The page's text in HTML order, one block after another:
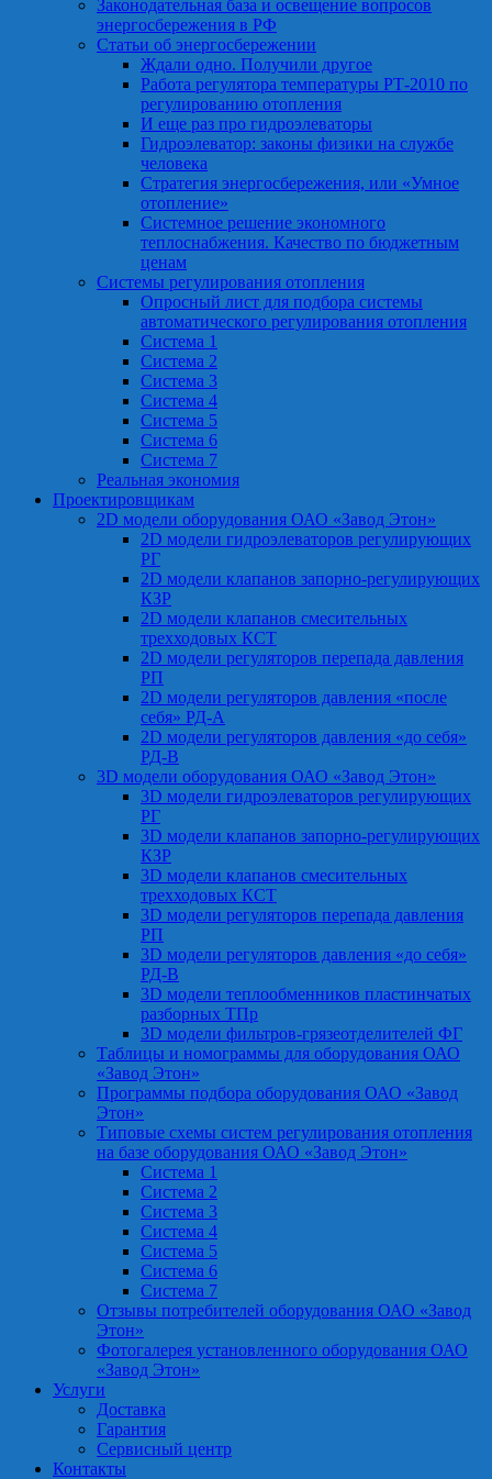
Законодательная база и освещение вопросов
энергосбережения в РФ
Статьи об энергосбережении
Ждали одно. Получили другое
Работа регулятора температуры РТ-2010 по
регулированию отопления
И еще раз про гидроэлеваторы
Гидроэлеватор: законы физики на службе
человека
Стратегия энергосбережения, или «Умное
отопление»
Системное решение экономного
теплоснабжения. Качество по бюджетным
ценам
Системы регулирования отопления
Опросный лист для подбора системы
автоматического регулирования отопления
Система 1
Система 2
Система 3
Система 4
Система 5
Система 6
Система 7
Реальная экономия
Проектировщикам
2D модели оборудования ОАО «Завод Этон»
2D модели гидроэлеваторов регулирующих
РГ
2D модели клапанов запорно-регулирующих
КЗР
2D модели клапанов смесительных
трехходовых КСТ
2D модели регуляторов перепада давления
РП
2D модели регуляторов давления «после
себя» РД-А
2D модели регуляторов давления «до себя»
РД-В
3D модели оборудования ОАО «Завод Этон»
3D модели гидроэлеваторов регулирующих
РГ
3D модели клапанов запорно-регулирующих
КЗР
3D модели клапанов смесительных
трехходовых КСТ
3D модели регуляторов перепада давления
РП
3D модели регуляторов давления «до себя»
РД-В
3D модели теплообменников пластинчатых
разборных ТПр
3D модели фильтров-грязеотделителей ФГ
Таблицы и номограммы для оборудования ОАО
«Завод Этон»
Программы подбора оборудования ОАО «Завод
Этон»
Типовые схемы систем регулирования отопления
на базе оборудования ОАО «Завод Этон»
Система 1
Система 2
Система 3
Система 4
Система 5
Система 6
Система 7
Отзывы потребителей оборудования ОАО «Завод
Этон»
Фотогалерея установленного оборудования ОАО
«Завод Этон»
Услуги
Доставка
Гарантия
Сервисный центр
Контакты